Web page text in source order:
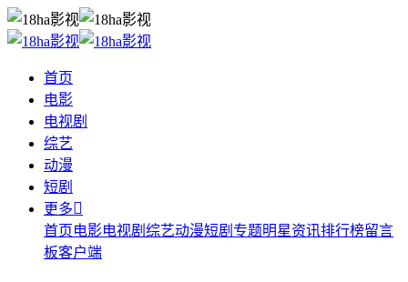
首页
电影
电视剧
综艺
动漫
短剧
更多
首页电影电视剧 综艺动漫短剧 专题明星资讯排行榜留言
板客户端